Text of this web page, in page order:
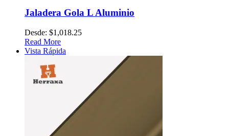
Jaladera Gola L Aluminio
Desde: $1,018.25
Read More
Vista Rápida